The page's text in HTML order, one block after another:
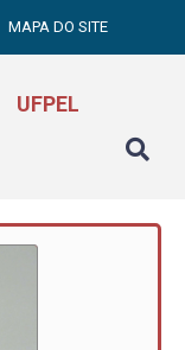
MAPA DO SITE
UFPEL